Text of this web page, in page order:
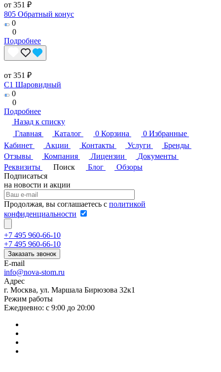
от 351 ₽
805 Обратный конус
0
0
Подробнее
от 351 ₽
C1 Шаровидный
0
0
Подробнее
Назад к списку
Главная
Каталог 0 Корзина 0 Избранные
Кабинет
Акции Контакты Услуги
Бренды
Отзывы
Компания Лицензии
Документы
Реквизиты
Поиск Блог
Обзоры
Подписаться
на новости и акции
Продолжая, вы соглашаетесь с политикой
конфиденциальности
+7 495 960-66-10
+7 495 960-66-10
Заказать звонок
E-mail
info@nova-stom.ru
Адрес
г. Москва, ул. Маршала Бирюзова 32к1
Режим работы
Ежедневно: с 9:00 до 20:00